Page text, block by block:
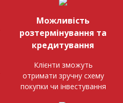
Можливість
розтермінування та
кредитування
Клієнти зможуть
отримати зручну схему
покупки чи інвестування